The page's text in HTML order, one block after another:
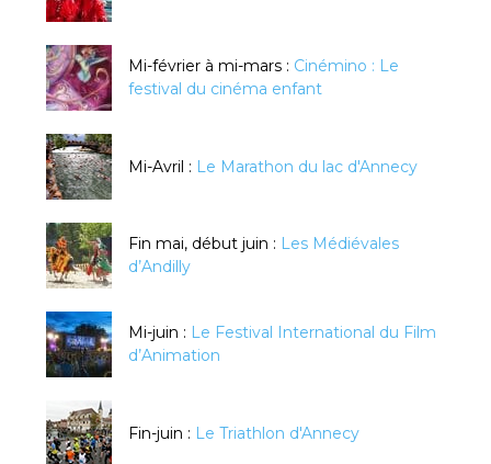
Mi-février à mi-mars : Cinémino : Le
festival du cinéma enfant
Mi-Avril : Le Marathon du lac d'Annecy
Fin mai, début juin : Les Médiévales
d’Andilly
Mi-juin : Le Festival International du Film
d’Animation
Fin-juin : Le Triathlon d'Annecy